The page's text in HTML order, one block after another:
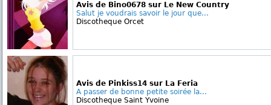
Avis de Bino0678 sur Le New Country
Salut je voudrais savoir le jour que...
Discotheque Orcet
Avis de Pinkiss14 sur La Feria
A passer de bonne petite soirée la...
Discotheque Saint Yvoine